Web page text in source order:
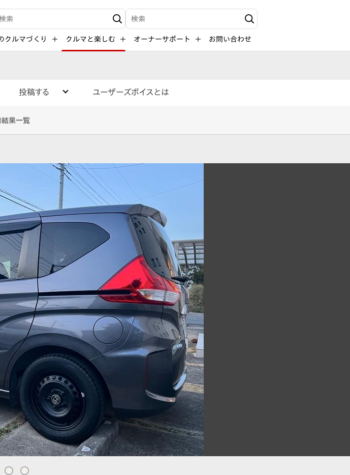
索キーワード入力 検索キーワード入力
クルマづくり クルマと楽しむ オーナーサポート お問い合わせ
投稿する ユーザーズボイスとは
結果一覧